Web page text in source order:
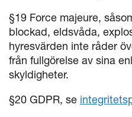
§19 Force majeure,
blockad, eldsvåda,
hyresvärden inte råder
från fullgörelse av sina
skyldigheter.
§20 GDPR, se